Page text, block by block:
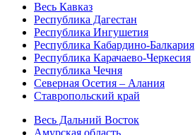
Весь Кавказ
Республика Дагестан
Республика Ингушетия
Республика Кабардино-Балкария
Республика Карачаево-Черкесия
Республика Чечня
Северная Осетия – Алания
Ставропольский край
Весь Дальний Восток
Амурская область